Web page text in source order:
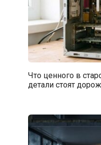
Что ценного в
детали стоят